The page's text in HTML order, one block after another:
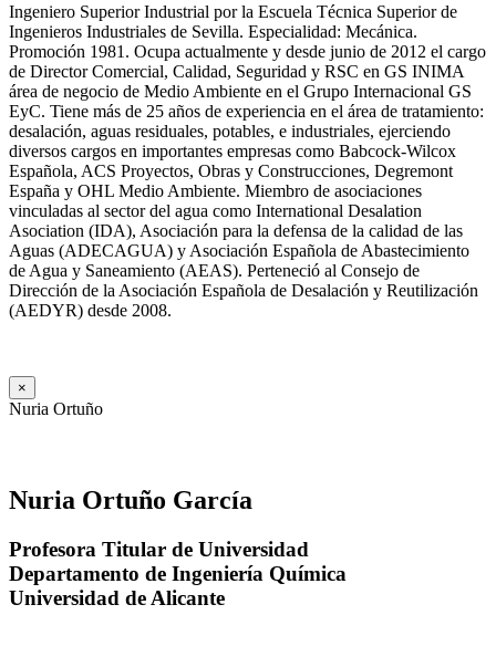
Ingeniero Superior Industrial por la Escuela Técnica Superior de
Ingenieros Industriales de Sevilla. Especialidad: Mecánica.
Promoción 1981. Ocupa actualmente y desde junio de 2012 el cargo
de Director Comercial, Calidad, Seguridad y RSC en GS INIMA
área de negocio de Medio Ambiente en el Grupo Internacional GS
EyC. Tiene más de 25 años de experiencia en el área de tratamiento:
desalación, aguas residuales, potables, e industriales, ejerciendo
diversos cargos en importantes empresas como Babcock-Wilcox
Española, ACS Proyectos, Obras y Construcciones, Degremont
España y OHL Medio Ambiente. Miembro de asociaciones
vinculadas al sector del agua como International Desalation
Asociation (IDA), Asociación para la defensa de la calidad de las
Aguas (ADECAGUA) y Asociación Española de Abastecimiento
de Agua y Saneamiento (AEAS). Perteneció al Consejo de
Dirección de la Asociación Española de Desalación y Reutilización
(AEDYR) desde 2008.
×
Nuria Ortuño
Nuria Ortuño García
Profesora Titular de Universidad
Departamento de Ingeniería Química
Universidad de Alicante